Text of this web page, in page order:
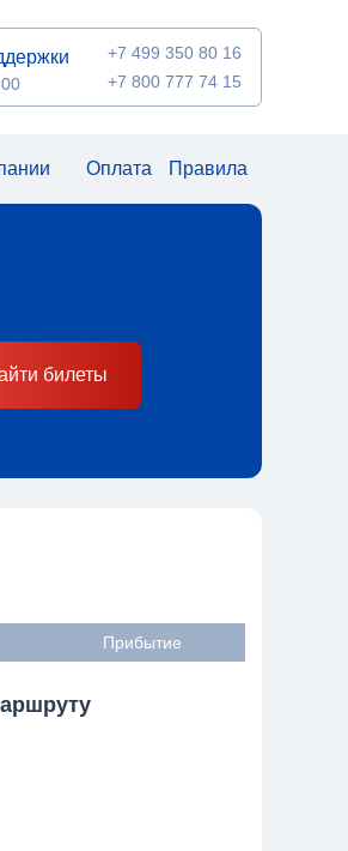
+7 499 350 80 16
+7 800 777 74 15
Оплата Правила
билеты
Прибытие